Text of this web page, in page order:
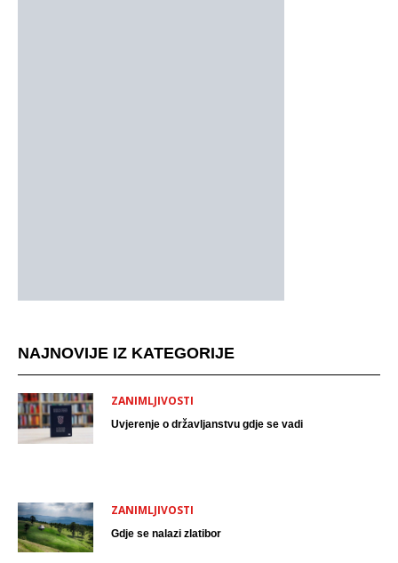
NAJNOVIJE IZ KATEGORIJE
ZANIMLJIVOSTI
Uvjerenje o državljanstvu gdje se vadi
ZANIMLJIVOSTI
Gdje se nalazi zlatibor